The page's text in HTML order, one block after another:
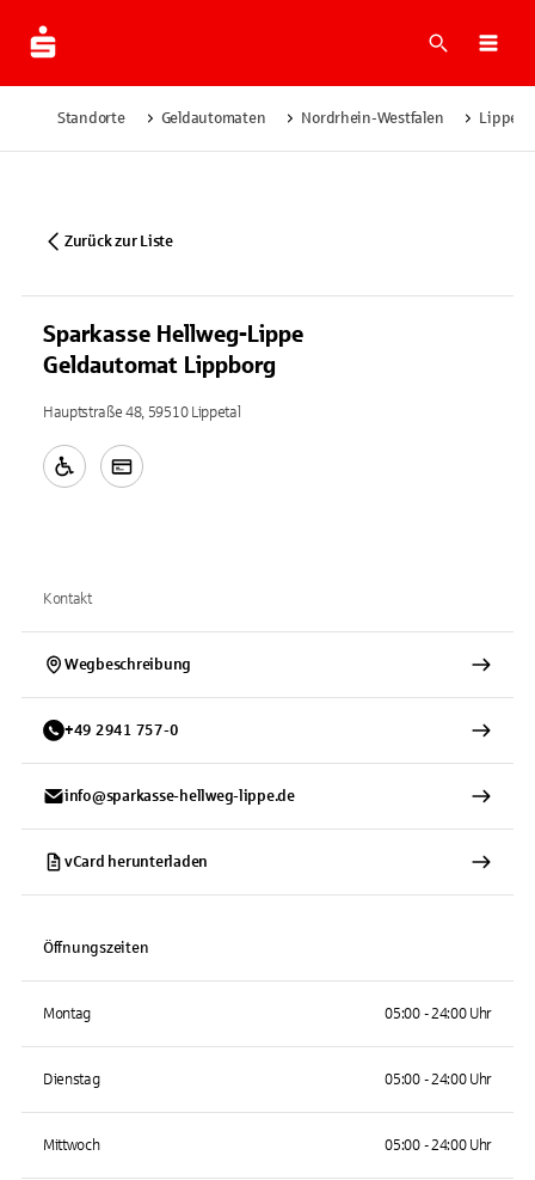
Suche
Standorte Geldautomaten Nordrhein-Westfalen Lippetal
Zurück zur Liste
Sparkasse Hellweg-Lippe
Geldautomat Lippborg
Hauptstraße 48, 59510 Lippetal
Kontakt
Wegbeschreibung
+49 2941 757-0
info@sparkasse-hellweg-lippe.de
vCard herunterladen
Öffnungszeiten
Montag 05:00 - 24:00 Uhr
Dienstag 05:00 - 24:00 Uhr
Mittwoch 05:00 - 24:00 Uhr